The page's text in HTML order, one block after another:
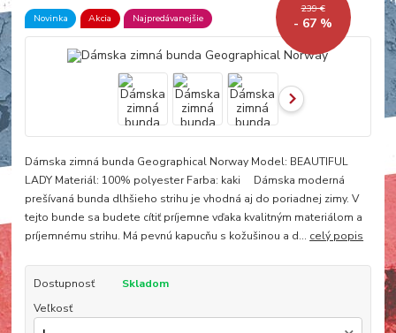
Novinka Akcia Najpredávanejšie
239 €
- 67 %
Dámska zimná bunda Geographical Norway Model: BEAUTIFUL
LADY Materiál: 100% polyester Farba: kaki Dámska moderná
prešívaná bunda dlhšieho strihu je vhodná aj do poriadnej zimy. V
tejto bunde sa budete cítiť príjemne vďaka kvalitným materiálom a
príjemnému strihu. Má pevnú kapucňu s kožušinou a d... celý popis
Dostupnosť
Skladom
Veľkosť